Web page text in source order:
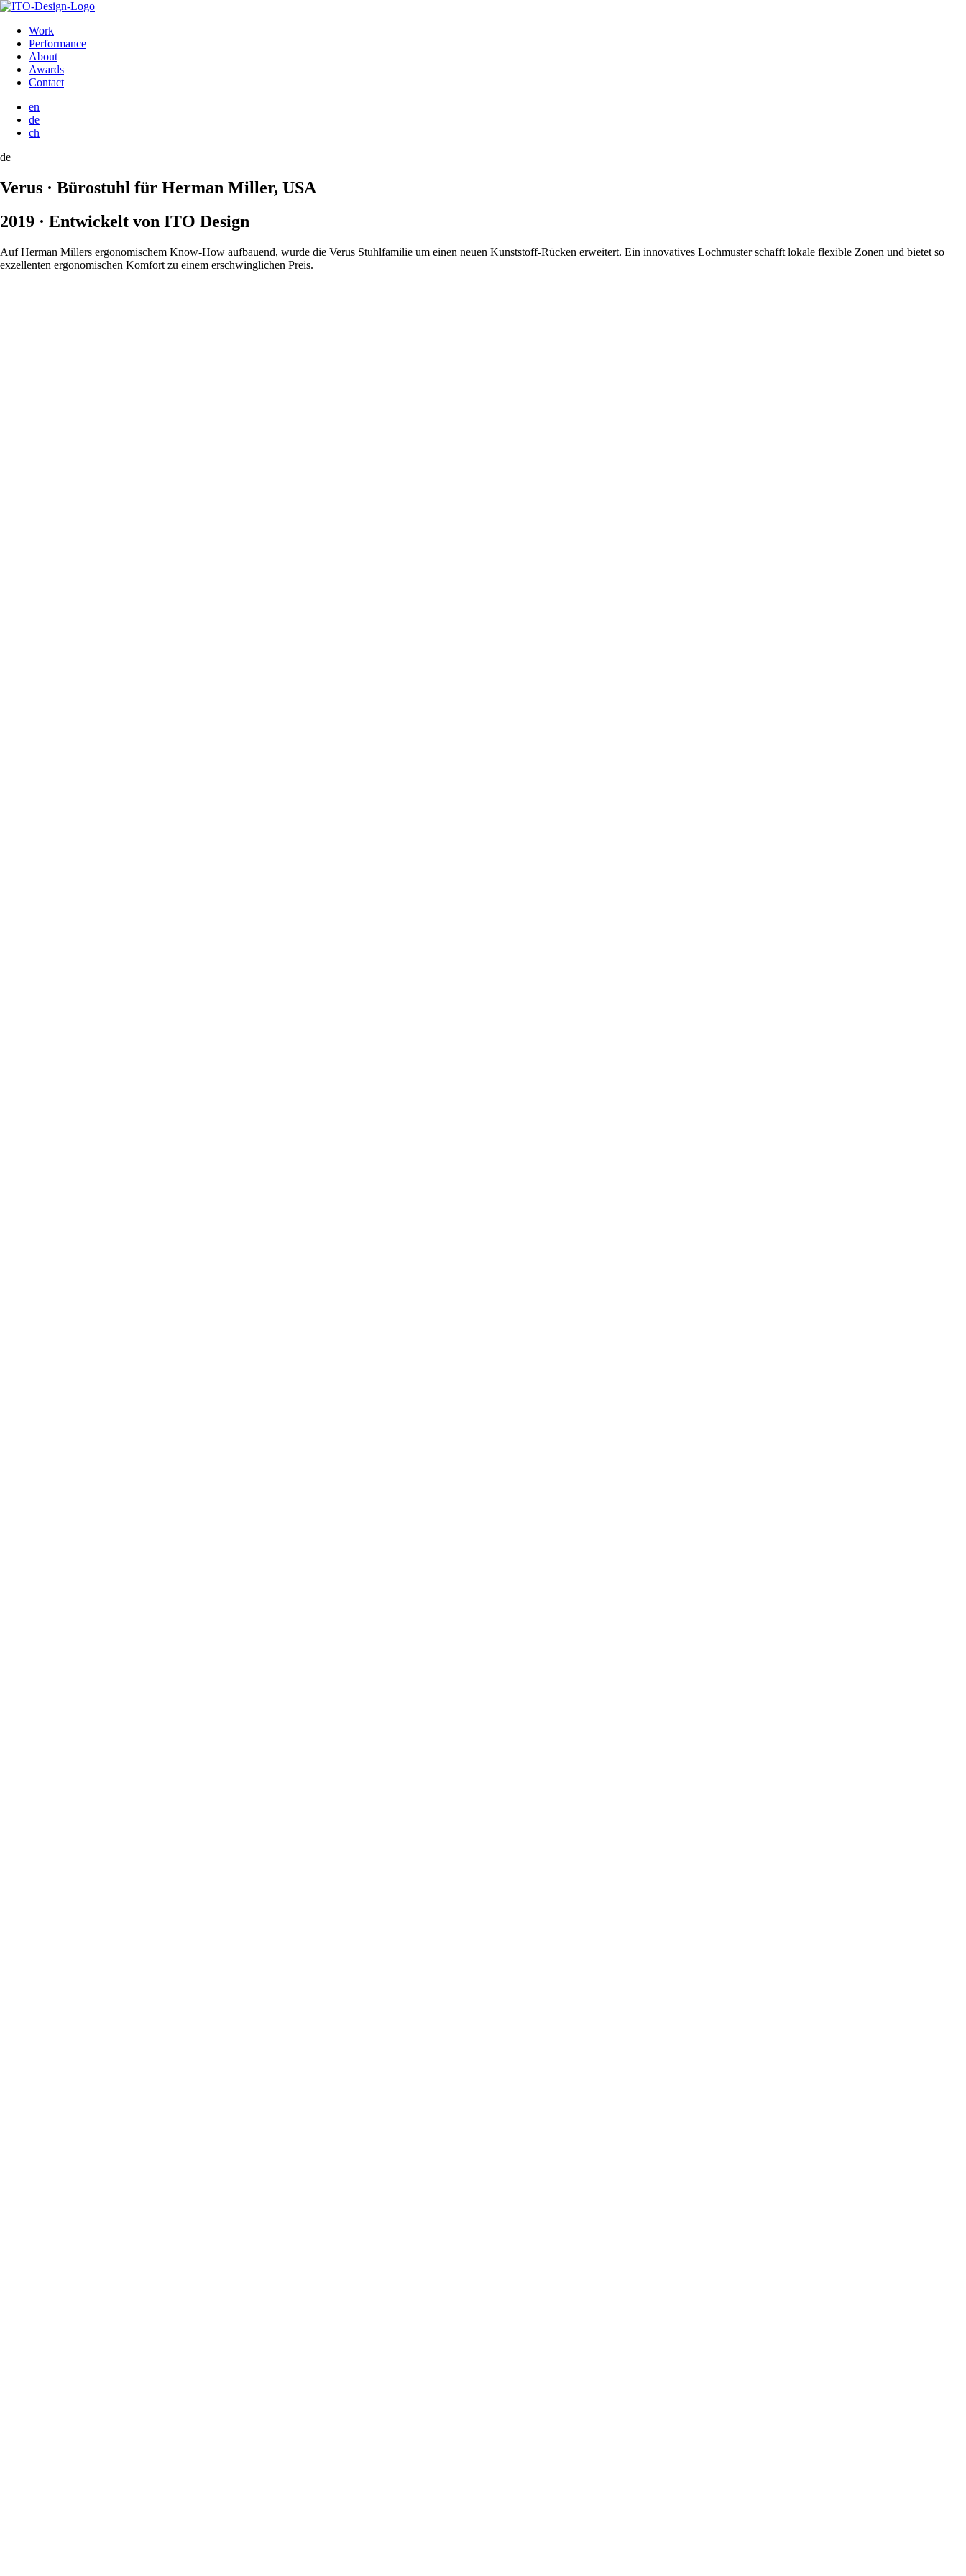
Work
Performance
About
Awards
Contact
en
de
ch
de
Verus · Bürostuhl für Herman Miller, USA
2019 · Entwickelt von ITO Design
Auf Herman Millers ergonomischem Know-How aufbauend, wurde die Verus Stuhlfamilie um einen neuen Kunststoff-Rücken erweitert. Ein innovatives Lochmuster schafft lokale flexible Zonen und bietet so
exzellenten ergonomischen Komfort zu einem erschwinglichen Preis.